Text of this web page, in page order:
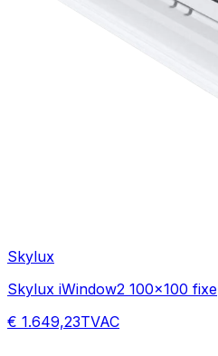
Skylux
Skylux iWindow2 100x100 fixe
€ 1.649,23TVAC